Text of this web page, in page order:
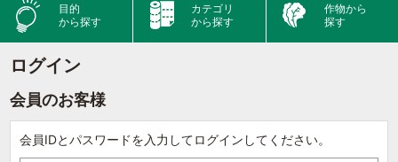
目的
から探す
カテゴリ
から探す
作物から
探す
ログイン
会員のお客様
会員IDとパスワードを入力してログインしてください。